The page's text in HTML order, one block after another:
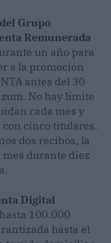
Grupo
Remunerada
un año para
a la promoción
antes del 30
No hay límite
cada mes y
cinco titulares.
dos recibos, la
durante diez
Digital
hasta 100.000
hasta el